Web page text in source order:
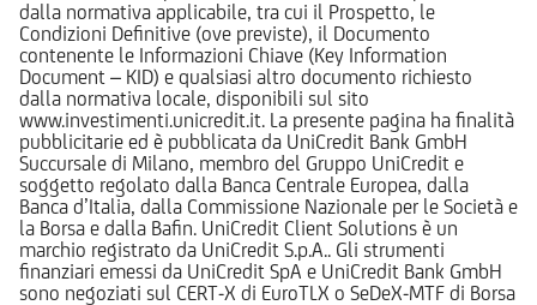
dalla normativa applicabile, tra cui il Prospetto, le
Condizioni Definitive (ove previste), il Documento
contenente le Informazioni Chiave (Key Information
Document – KID) e qualsiasi altro documento richiesto
dalla normativa locale, disponibili sul sito
www.investimenti.unicredit.it. La presente pagina ha finalità
pubblicitarie ed è pubblicata da UniCredit Bank GmbH
Succursale di Milano, membro del Gruppo UniCredit e
soggetto regolato dalla Banca Centrale Europea, dalla
Banca d’Italia, dalla Commissione Nazionale per le Società e
la Borsa e dalla Bafin. UniCredit Client Solutions è un
marchio registrato da UniCredit S.p.A.. Gli strumenti
finanziari emessi da UniCredit SpA e UniCredit Bank GmbH
sono negoziati sul CERT-X di EuroTLX o SeDeX-MTF di Borsa